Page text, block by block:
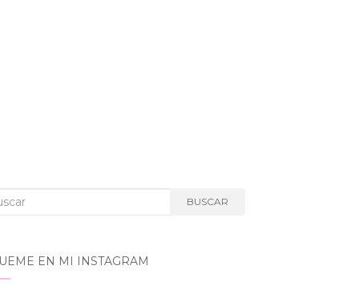
BUSCAR
EN MI INSTAGRAM